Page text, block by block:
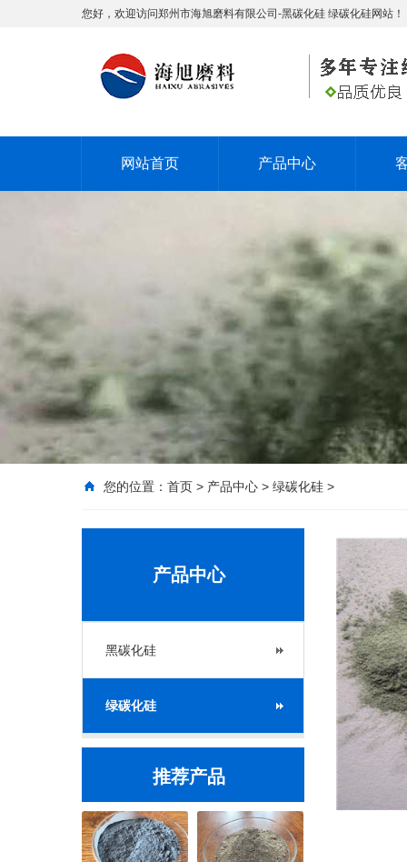
您好，欢迎访问郑州市海旭磨料有限公司-黑碳化硅 绿碳化硅网站！
网站首页 产品中心
您的位置： 首页 > 产品中心 > 绿碳化硅 >
产品中心
黑碳化硅
绿碳化硅
推荐产品